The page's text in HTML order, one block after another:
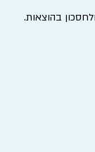
בהוצאות.